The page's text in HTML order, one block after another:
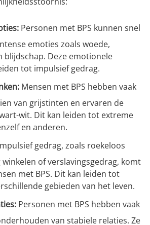
Personen met BPS kunnen snel
emoties zoals woede,
blijdschap. Deze emotionele
tot impulsief gedrag.
Mensen met BPS hebben vaak
van grijstinten en ervaren de
wit. Dit kan leiden tot extreme
en anderen.
gedrag, zoals roekeloos
of verslavingsgedrag, komt
met BPS. Dit kan leiden tot
gebieden van het leven.
Personen met BPS hebben vaak
van stabiele relaties. Ze